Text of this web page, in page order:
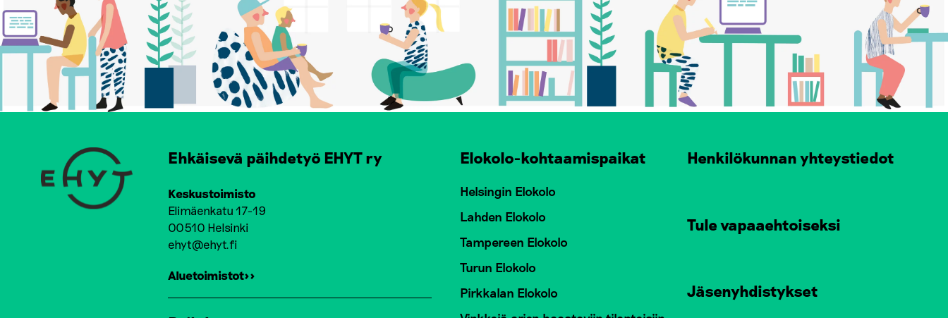
Ehkäisevä päihdetyö EHYT ry
Keskustoimisto
Elimäenkatu 17-19
00510 Helsinki
ehyt@ehyt.fi
Aluetoimistot>>
Elokolo-kohtaamispaikat
Helsingin Elokolo
Lahden Elokolo
Tampereen Elokolo
Turun Elokolo
Pirkkalan Elokolo
Henkilökunnan yhteystiedot
Tule vapaaehtoiseksi
Jäsenyhdistykset